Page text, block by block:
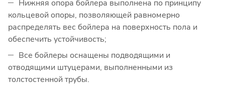
Нижняя опора бойлера выполнена по принципу
кольцевой опоры, позволяющей равномерно
распределять вес бойлера на поверхность пола и
обеспечить устойчивость;
Все бойлеры оснащены подводящими и
отводящими штуцерами, выполненными из
толстостенной трубы.